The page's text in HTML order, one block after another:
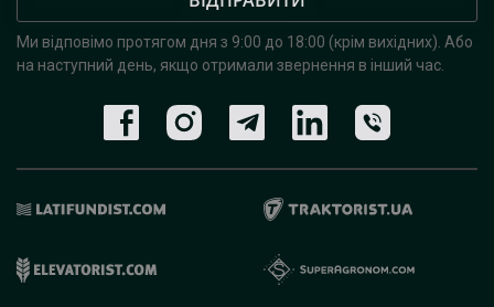
Ми відповімо протягом дня з 9:00 до 18:00 (крім вихідних). Або
на наступний день, якщо отримали звернення в інший час.